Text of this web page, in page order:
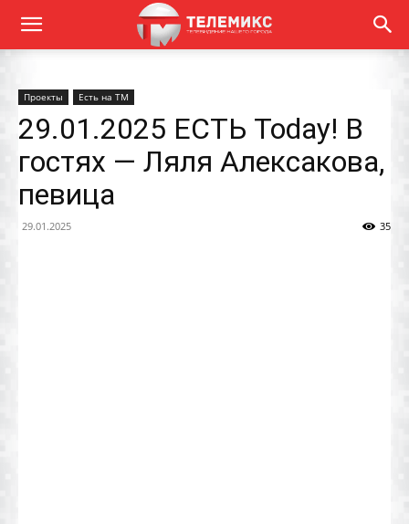
Проекты Есть на ТМ
29.01.2025 ЕСТЬ Today! В
гостях — Ляля Алексакова,
певица
29.01.2025 35